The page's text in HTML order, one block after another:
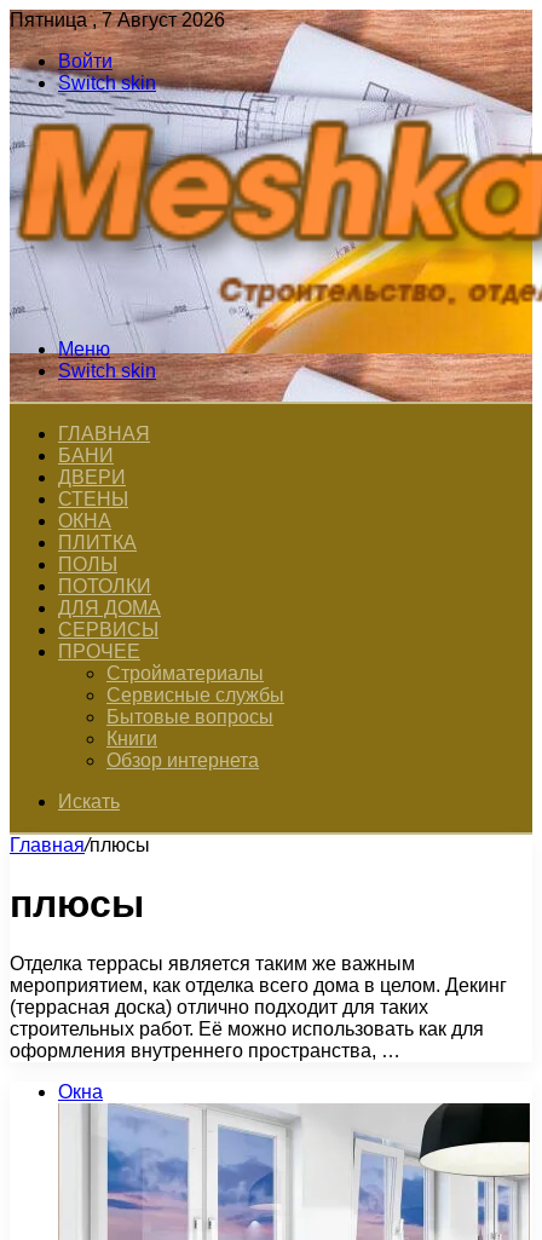
Пятница , 7 Август 2026
Войти
Switch skin
Меню
Switch skin
ГЛАВНАЯ
БАНИ
ДВЕРИ
СТЕНЫ
ОКНА
ПЛИТКА
ПОЛЫ
ПОТОЛКИ
ДЛЯ ДОМА
СЕРВИСЫ
ПРОЧЕЕ
Стройматериалы
Сервисные службы
Бытовые вопросы
Книги
Обзор интернета
Искать
Главная/плюсы
плюсы
Отделка террасы является таким же важным
мероприятием, как отделка всего дома в целом. Декинг
(террасная доска) отлично подходит для таких
строительных работ. Её можно использовать как для
оформления внутреннего пространства, …
Окна